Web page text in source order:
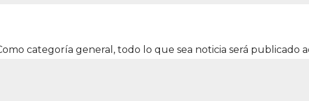
categoría general, todo lo que sea noticia será publicado